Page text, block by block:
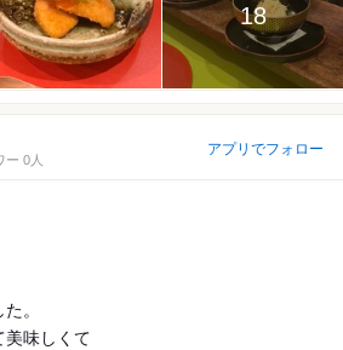
18
ー 0人
アプリでフォロー
。
美味しくて